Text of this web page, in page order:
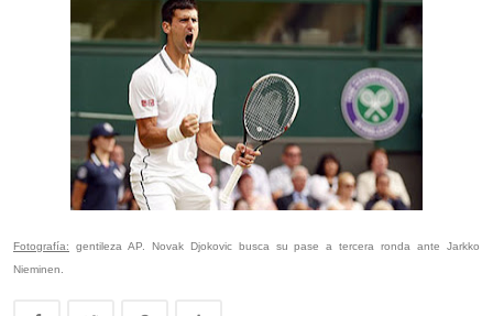
Fotografía: gentileza AP. Novak Djokovic busca su pase a tercera ronda ante Jarkko
Nieminen.